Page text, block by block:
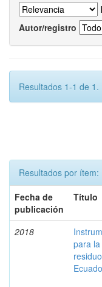
Autor/registro
Resultados 1-1 de 1.
Resultados por ítem:
Fecha de
publicación
Título
2018
para